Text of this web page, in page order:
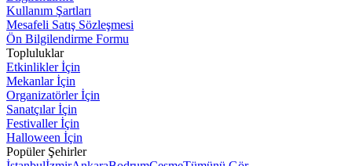
Kullanım Şartları
Mesafeli Satış Sözleşmesi
Ön Bilgilendirme Formu
Topluluklar
Etkinlikler İçin
Mekanlar İçin
Organizatörler İçin
Sanatçılar İçin
Festivaller İçin
Halloween İçin
Popüler Şehirler